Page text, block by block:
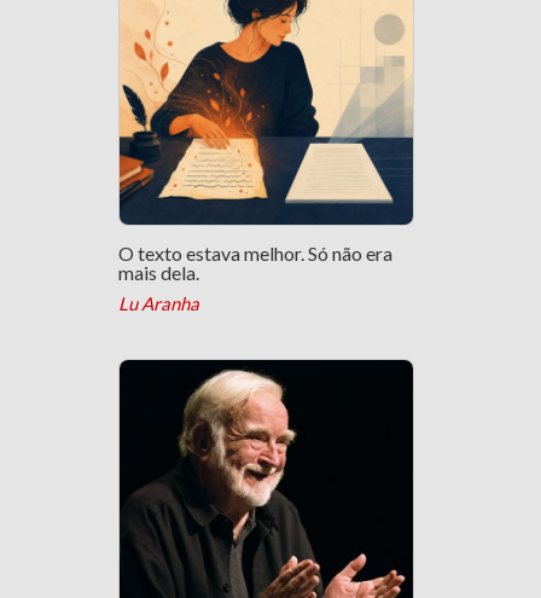
O texto estava melhor. Só não era
mais dela.
Lu Aranha